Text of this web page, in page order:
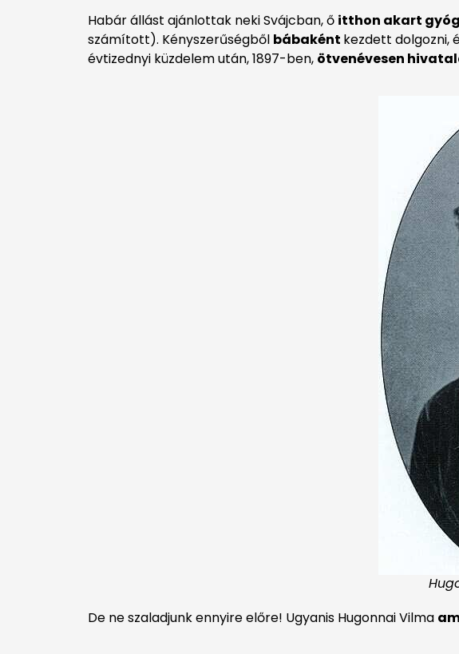
Habár állást ajánlottak neki Svájcban, ő itthon akart
számított). Kényszerűségből bábaként kezdett dolgozni,
évtizednyi küzdelem után, 1897-ben, ötvenévesen
De ne szaladjunk ennyire előre! Ugyanis Hugonnai Vilma